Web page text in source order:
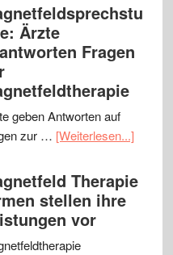
Ärzte
Fragen
geben Antworten auf
zur … [Weiterlesen...]
Therapie
stellen ihre
vor